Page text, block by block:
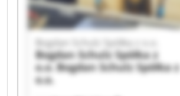
Bogdan Schulz Spółka z o.o.
Bogdan Schulz Spółka z
o.o. Bogdan Schulz Spółka z
o.o.